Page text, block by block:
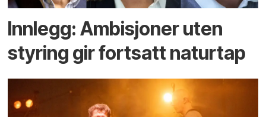
Innlegg: Ambisjoner uten
styring gir fortsatt naturtap